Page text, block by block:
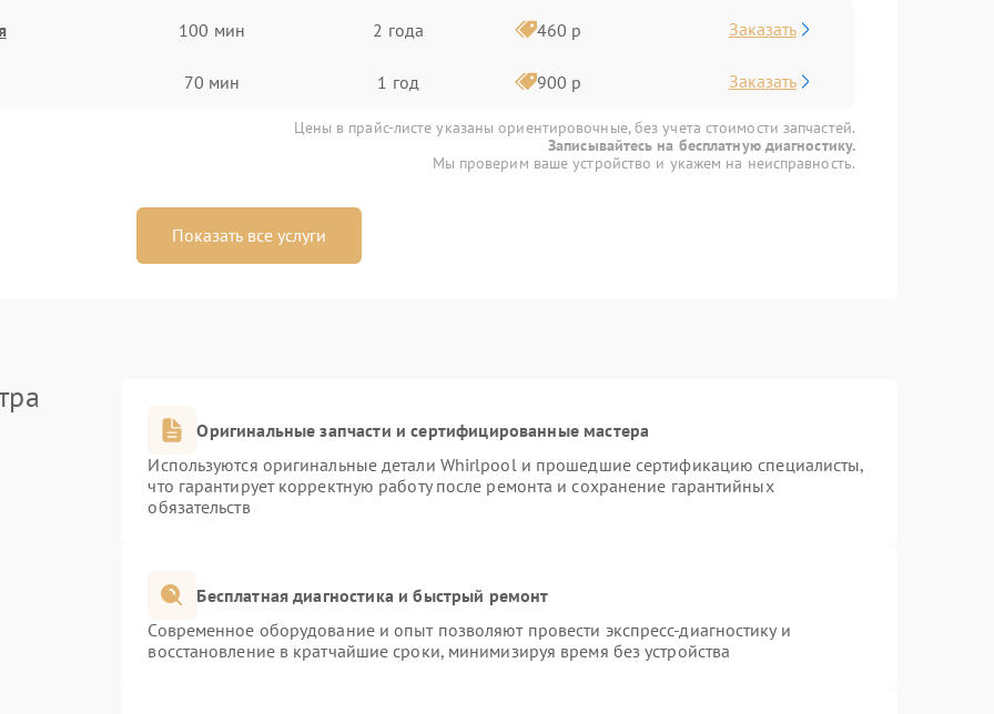
100 мин 2 года 460 р Заказать
70 мин 1 год 900 р Заказать
Цены в прайс-листе указаны ориентировочные, без учета стоимости запчастей.
Записывайтесь на бесплатную диагностику.
Мы проверим ваше устройство и укажем на неисправность.
Показать все услуги
Оригинальные запчасти и сертифицированные мастера
Используются оригинальные детали Whirlpool и прошедшие сертификацию специалисты,
что гарантирует корректную работу после ремонта и сохранение гарантийных
обязательств
Бесплатная диагностика и быстрый ремонт
Современное оборудование и опыт позволяют провести экспресс-диагностику и
восстановление в кратчайшие сроки, минимизируя время без устройства